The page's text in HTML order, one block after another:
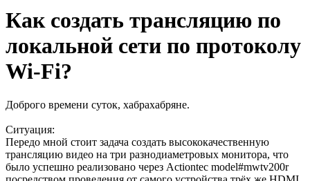
Как создать трансляцию по
локальной сети по протоколу
Wi-Fi?
Доброго времени суток, хабрахабряне.
Ситуация:
Передо мной стоит задача создать высококачественную
трансляцию видео на три разнодиаметровых монитора, что
было успешно реализовано через Actiontec model#mwtv200r